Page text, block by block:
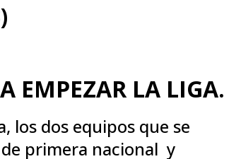
EMPEZAR LA LIGA.
los dos equipos que se
primera nacional y